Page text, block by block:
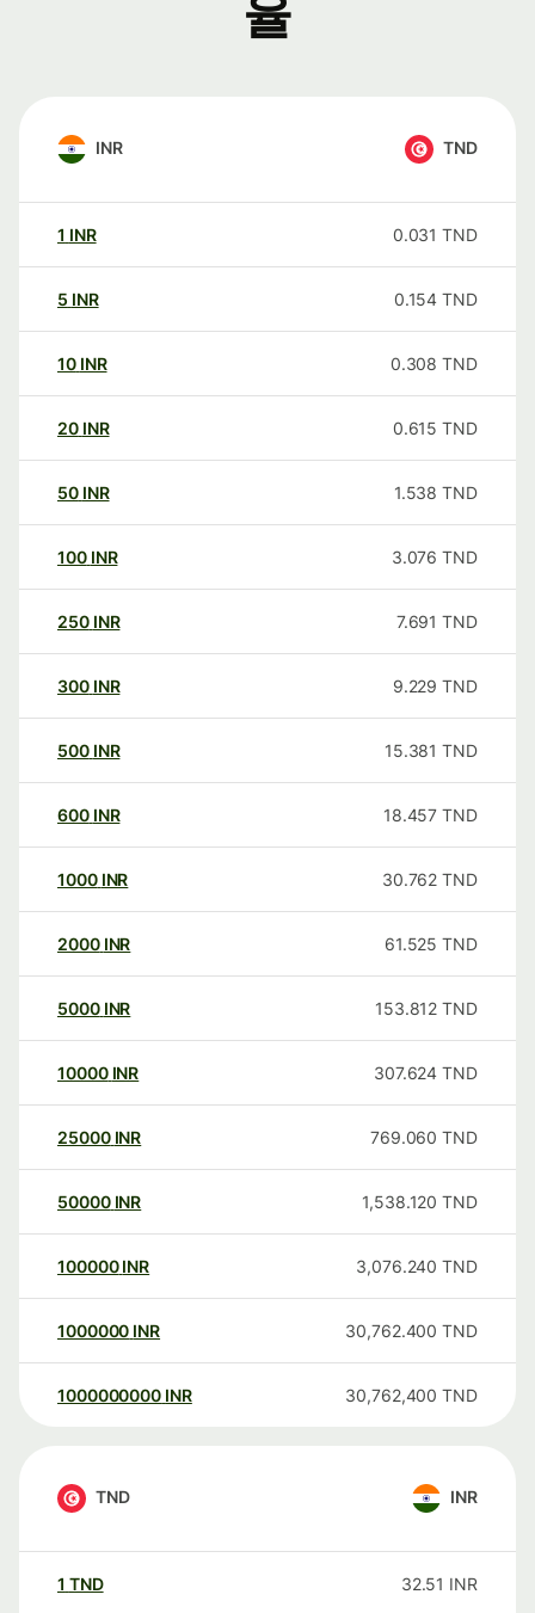
율
INR TND
1 INR 0.031 TND
5 INR 0.154 TND
10 INR 0.308 TND
20 INR 0.615 TND
50 INR 1.538 TND
100 INR 3.076 TND
250 INR 7.691 TND
300 INR 9.229 TND
500 INR 15.381 TND
600 INR 18.457 TND
1000 INR 30.762 TND
2000 INR 61.525 TND
5000 INR 153.812 TND
10000 INR 307.624 TND
25000 INR 769.060 TND
50000 INR 1,538.120 TND
100000 INR 3,076.240 TND
1000000 INR 30,762.400 TND
1000000000 INR 30,762,400 TND
TND INR
1 TND 32.51 INR